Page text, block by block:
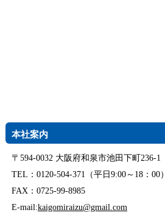
本社案内
〒594-0032 大阪府和泉市池田下町236-1
TEL：0120-504-371（平日9:00～18：00）
FAX：0725-99-8985
E-mail:kaigomiraizu@gmail.com